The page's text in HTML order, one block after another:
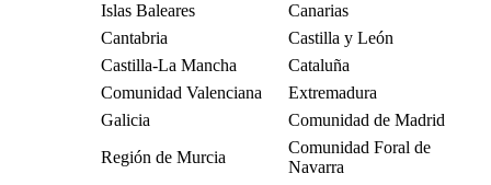
Islas Baleares
Canarias
Cantabria
Castilla y León
Castilla-La Mancha
Cataluña
Comunidad Valenciana
Extremadura
Galicia
Comunidad de Madrid
Región de Murcia
Comunidad Foral de
Navarra